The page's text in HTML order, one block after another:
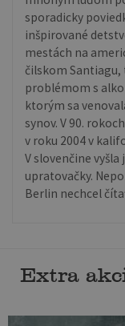
sporadicky
inšpirované
mestách na
čilskom
problémom s
ktorým sa
synov. V 90.
v roku 2004 v
V slovenčine
upratovačky.
Berlin nechcel
Extra